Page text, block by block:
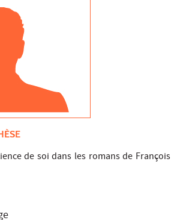
de soi dans les romans de François